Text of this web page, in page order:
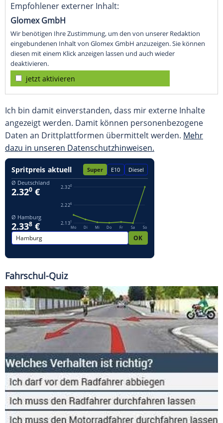
Empfohlener externer Inhalt:
Glomex GmbH
Wir benötigen Ihre Zustimmung, um den von unserer Redaktion
eingebundenen Inhalt von Glomex GmbH anzuzeigen. Sie können
diesen mit einem Klick anzeigen lassen und auch wieder
deaktivieren.
jetzt aktivieren
Ich bin damit einverstanden, dass mir externe Inhalte
angezeigt werden. Damit können personenbezogene
Daten an Drittplattformen übermittelt werden. Mehr
dazu in unseren Datenschutzhinweisen.
Fahrschul-Quiz